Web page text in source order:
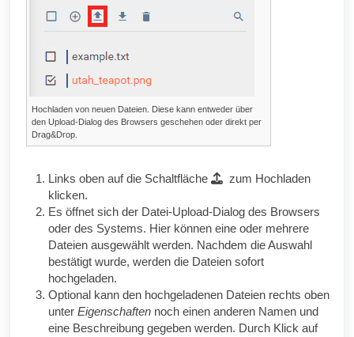
Hochladen von neuen Dateien. Diese kann entweder über
den Upload-Dialog des Browsers geschehen oder direkt per
Drag&Drop.
Links oben auf die Schaltfläche
zum Hochladen
klicken.
Es öffnet sich der Datei-Upload-Dialog des Browsers
oder des Systems. Hier können eine oder mehrere
Dateien ausgewählt werden. Nachdem die Auswahl
bestätigt wurde, werden die Dateien sofort
hochgeladen.
Optional kann den hochgeladenen Dateien rechts oben
unter Eigenschaften noch einen anderen Namen und
eine Beschreibung gegeben werden. Durch Klick auf